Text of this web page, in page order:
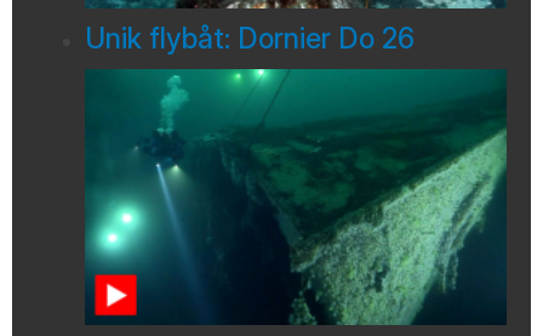
Unik flybåt: Dornier Do 26